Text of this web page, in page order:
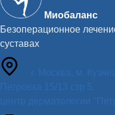
Миобаланс
Безоперационное
суставах
г. Москва, м.
Петровка 15/13 стр 5,
центр дерматологии